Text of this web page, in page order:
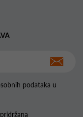
podataka u